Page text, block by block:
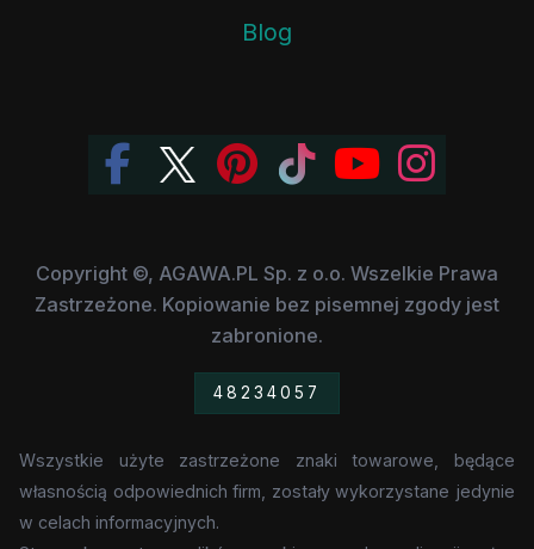
Blog
Copyright ©, AGAWA.PL Sp. z o.o. Wszelkie Prawa
Zastrzeżone. Kopiowanie bez pisemnej zgody jest
zabronione.
48234057
Wszystkie użyte zastrzeżone znaki towarowe, będące
własnością odpowiednich firm, zostały wykorzystane jedynie
w celach informacyjnych.